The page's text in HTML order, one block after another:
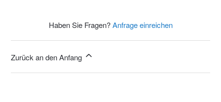
Haben Sie Fragen?Anfrage einreichen
Zurück an den Anfang